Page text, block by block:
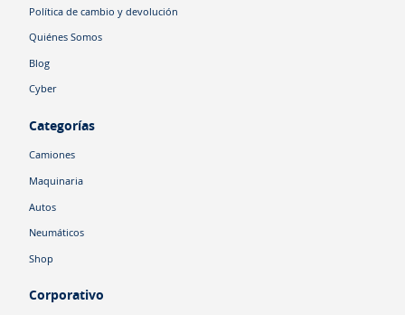
Política de cambio y devolución
Quiénes Somos
Blog
Cyber
Categorías
Camiones
Maquinaria
Autos
Neumáticos
Shop
Corporativo